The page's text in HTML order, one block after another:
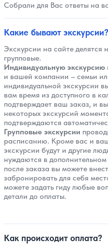
Собрали для Вас ответы на
Какие бывают экскурсии?
Экскурсии на сайте делятся
групповые.
Индивидуальную экскурсию
и вашей компании – семьи
индивидуальной экскурсии
вам время из доступного в
подтверждает ваш заказ, и
некоторых экскурсий
подтверждаются
Групповые экскурсии
расписанию. Кроме вас и
экскурсии будут и другие
нуждаются в
после заказа вы можете
забронировать для себя
можете задать гиду любые
детали до оплаты.
Как происходит оплата?